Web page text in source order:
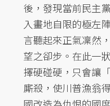
後，發現當前民主
入畫地自限的極左
言聽起來正氣凜然
望之卻步。在此一
擇硬碰硬，只會讓
廝殺，使川普漁翁